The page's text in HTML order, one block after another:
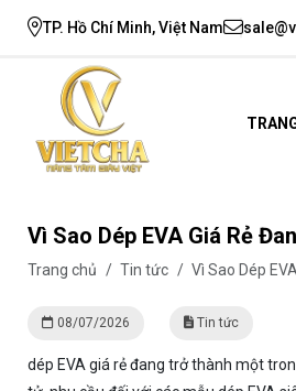
TP. Hồ Chí Minh, Việt Nam
Vì Sao Dép EVA Giá Rẻ
Trang chủ / Tin tức / Vì Sao Dép
08/07/2026 Tin tức
dép EVA giá rẻ đang trở thành một